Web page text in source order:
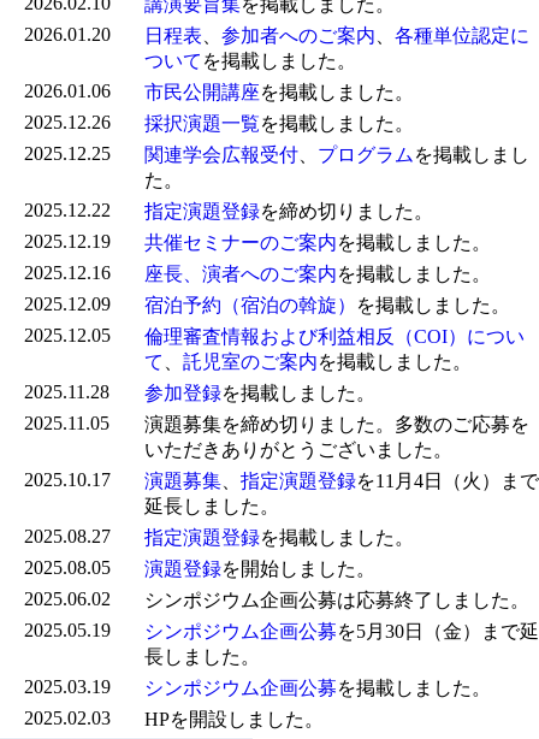
講演要旨集を掲載しました。
2026.01.20
日程表 参加者へのご案内
各種単位認定に
ついて を掲載しました。
2026.01.06
市民公開講座を掲載しました。
2025.12.26
採択演題一覧を掲載しました。
2025.12.25
関連学会広報受付 プログラム を掲載しまし
た。
2025.12.22
指定演題登録を締め切りました。
2025.12.19
共催セミナーのご案内を掲載しました。
2025.12.16
座長、演者へのご案内を掲載しました。
2025.12.09
宿泊予約（宿泊の斡旋）
を掲載しました。
2025.12.05
倫理審査情報および利益相反（COI）につい
て
託児室のご案内を掲載しました。
2025.11.28
参加登録を掲載しました。
2025.11.05
演題募集を締め切りました。多数のご応募を
いただきありがとうございました。
2025.10.17
演題募集 指定演題登録を11月4日（火）まで
延長しました。
2025.08.27
指定演題登録を掲載しました。
2025.08.05
演題登録を開始しました。
2025.06.02
シンポジウム企画公募は応募終了しました。
2025.05.19
シンポジウム企画公募を5月30日（金）まで延
長しました。
2025.03.19
シンポジウム企画公募を掲載しました。
2025.02.03
HPを開設しました。